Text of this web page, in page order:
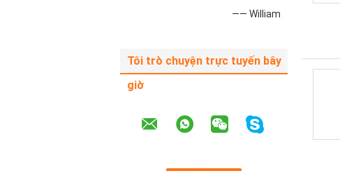
—— William
Tôi trò chuyện trực tuyến bây
giờ